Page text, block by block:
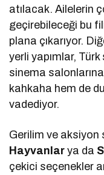
atılacak. Ailelerin
geçirebileceği bu
plana çıkarıyor.
yerli yapımlar, Türk
sinema
kahkaha hem de
vadediyor.
Gerilim ve aksiyon
Hayvanlar ya da
çekici seçenekler